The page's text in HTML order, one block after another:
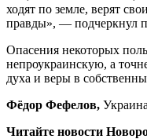
ходят по земле, верят
правды», — подчеркнул
Опасения некоторых
непроукраинскую, а
духа и веры в
Фёдор Фефелов,
Читайте новости